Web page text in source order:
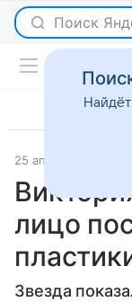
Поиск
25 апреля 2023
лицо
Звезда